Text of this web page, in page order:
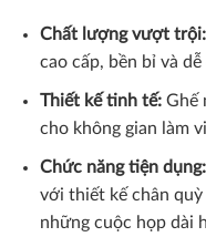
Chất lượng vượt trội:
cao cấp, bền bỉ và
Thiết kế tinh tế:Ghế
cho không gian làm
Chức năng tiện dụng:
với thiết kế chân
những cuộc họp dài